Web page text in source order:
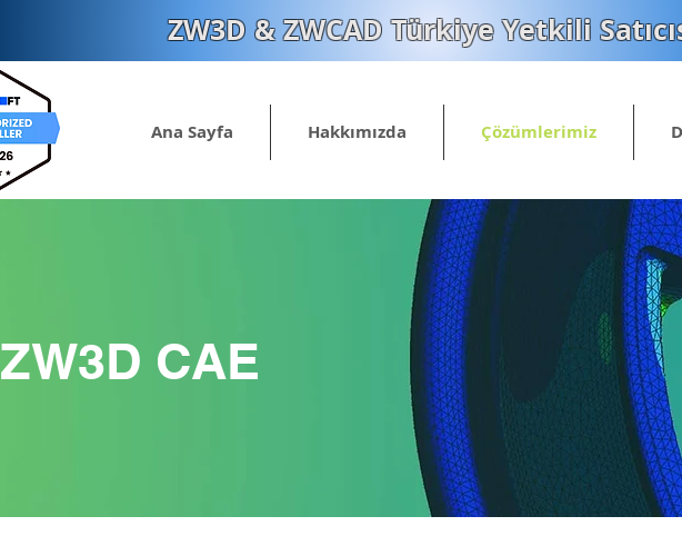
Ana Sayfa Hakkımızda Çözümlerimiz
ZW3D & ZWCAD Türkiye Yetkili
ZW3D CAE